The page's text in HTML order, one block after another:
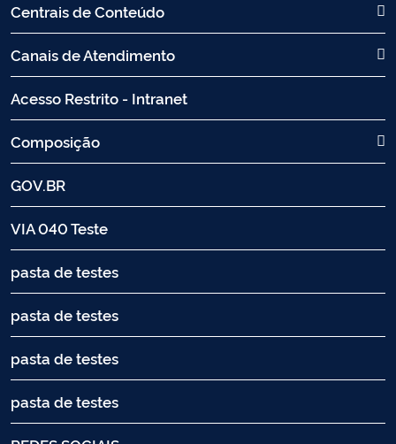
Centrais de Conteúdo
Canais de Atendimento
Acesso Restrito - Intranet
Composição
GOV.BR
VIA 040 Teste
pasta de testes
pasta de testes
pasta de testes
pasta de testes